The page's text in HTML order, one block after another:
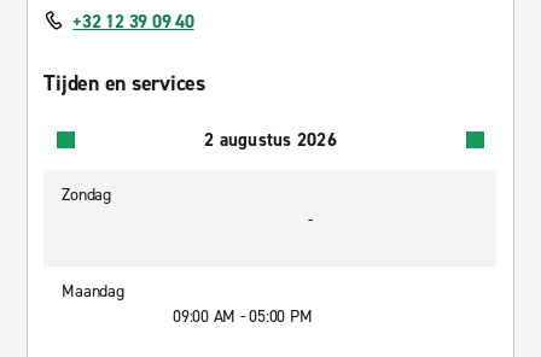
+32 12 39 09 40
Tijden en services
2 augustus 2026
Zondag
-
Maandag
09:00 AM - 05:00 PM